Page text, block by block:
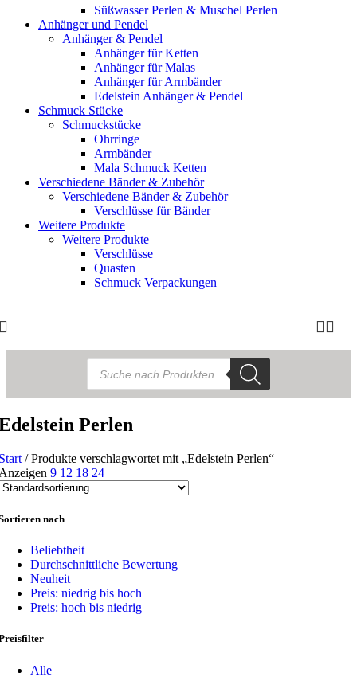
Süßwasser Perlen & Muschel Perlen
Anhänger und Pendel
Anhänger & Pendel
Anhänger für Ketten
Anhänger für Malas
Anhänger für Armbänder
Edelstein Anhänger & Pendel
Schmuck Stücke
Schmuckstücke
Ohrringe
Armbänder
Mala Schmuck Ketten
Verschiedene Bänder & Zubehör
Verschiedene Bänder & Zubehör
Verschlüsse für Bänder
Weitere Produkte
Weitere Produkte
Verschlüsse
Quasten
Schmuck Verpackungen
Products
search
Perlen
/ Produkte verschlagwortet mit „Edelstein Perlen“
9 12 18 24
nach
Beliebtheit
Durchschnittliche Bewertung
Neuheit
Preis: niedrig bis hoch
Preis: hoch bis niedrig
Alle